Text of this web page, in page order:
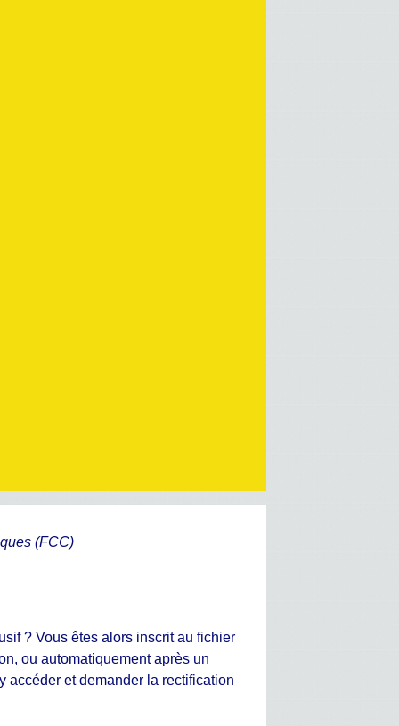
(FCC)
? Vous êtes alors inscrit au fichier
ou automatiquement après un
accéder et demander la rectification